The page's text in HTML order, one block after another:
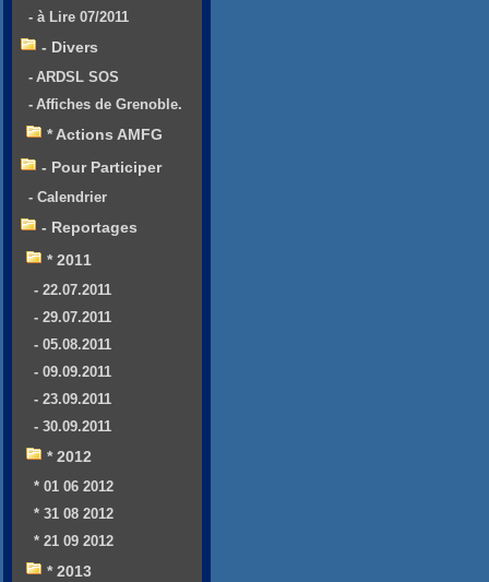
- à Lire 07/2011
- Divers
- ARDSL SOS
- Affiches de Grenoble.
* Actions AMFG
- Pour Participer
- Calendrier
- Reportages
* 2011
- 22.07.2011
- 29.07.2011
- 05.08.2011
- 09.09.2011
- 23.09.2011
- 30.09.2011
* 2012
* 01 06 2012
* 31 08 2012
* 21 09 2012
* 2013